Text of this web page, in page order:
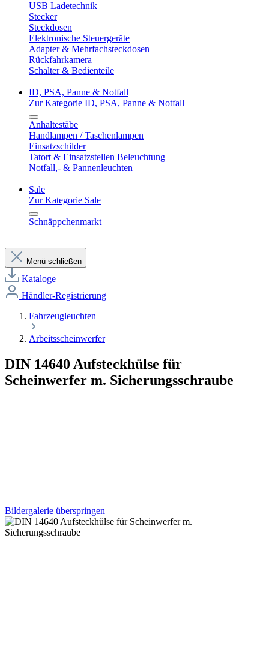
USB Ladetechnik
Stecker
Steckdosen
Elektronische Steuergeräte
Adapter & Mehrfachsteckdosen
Rückfahrkamera
Schalter & Bedienteile
ID, PSA, Panne & Notfall
Zur Kategorie ID, PSA, Panne & Notfall
Anhaltestäbe
Handlampen / Taschenlampen
Einsatzschilder
Tatort & Einsatzstellen Beleuchtung
Notfall,- & Pannenleuchten
Sale
Zur Kategorie Sale
Schnäppchenmarkt
Menü schließen
Kataloge
Händler-Registrierung
Fahrzeugleuchten
Arbeitsscheinwerfer
DIN 14640 Aufsteckhülse für
Scheinwerfer m. Sicherungsschraube
Bildergalerie überspringen